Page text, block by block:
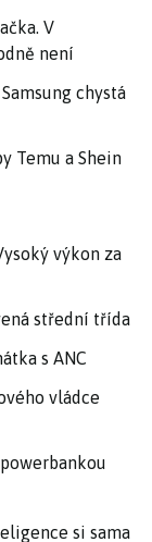
V
není
chystá
Temu a Shein
výkon za
střední třída
s ANC
vládce
si sama